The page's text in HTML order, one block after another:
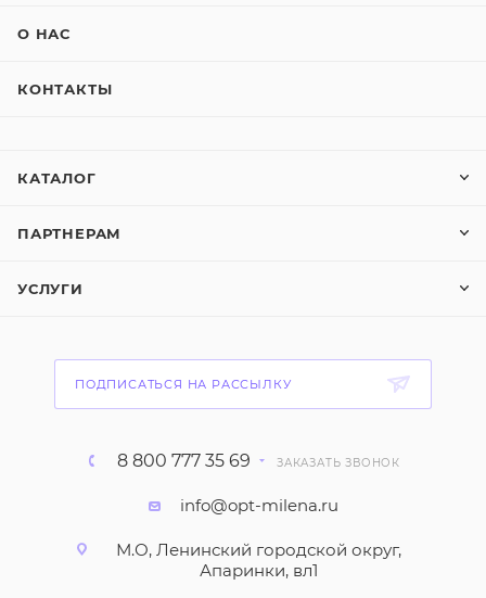
О НАС
КОНТАКТЫ
КАТАЛОГ
ПАРТНЕРАМ
УСЛУГИ
ПОДПИСАТЬСЯ НА РАССЫЛКУ
8 800 777 35 69 ЗАКАЗАТЬ ЗВОНОК
info@opt-milena.ru
М.О, Ленинский городской округ,
Апаринки, вл1